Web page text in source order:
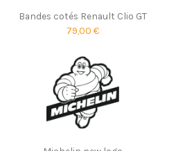
Bandes cotés Renault Clio GT
79,00 €